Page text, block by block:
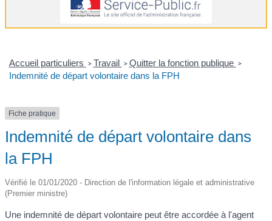
Accueil particuliers > Travail > Quitter la fonction publique >
Indemnité de départ volontaire dans la FPH
Fiche pratique
Indemnité de départ volontaire dans
la FPH
Vérifié le 01/01/2020 - Direction de l'information légale et administrative
(Premier ministre)
Une indemnité de départ volontaire peut être accordée à l'agent